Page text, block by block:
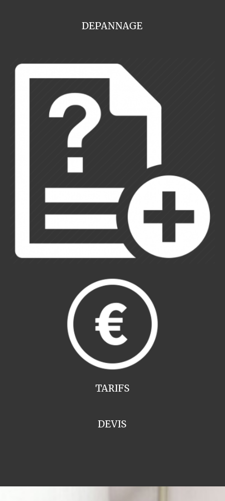
DEPANNAGE
TARIFS
DEVIS